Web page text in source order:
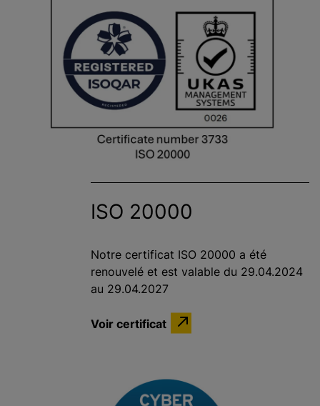
ISO 20000
Notre certificat ISO 20000 a été
renouvelé et est valable du 29.04.2024
au 29.04.2027
Voir certificat